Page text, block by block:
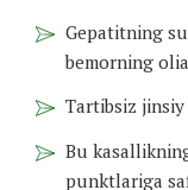
Gepatitning
bemorning
Tartibsiz
Bu
punktlariga